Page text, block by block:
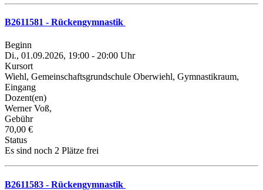
B2611581 - Rückengymnastik
Beginn
Di., 01.09.2026, 19:00 - 20:00 Uhr
Kursort
Wiehl, Gemeinschaftsgrundschule Oberwiehl, Gymnastikraum,
Eingang
Dozent(en)
Werner Voß,
Gebühr
70,00 €
Status
Es sind noch 2 Plätze frei
B2611583 - Rückengymnastik